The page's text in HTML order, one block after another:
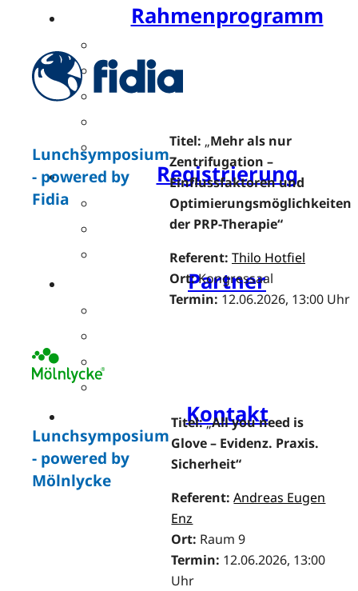
Rahmenprogramm
Resident’s Evening by OPED
Bewegte Pause by SPORLASTIC
Postday
Registrierung
Ticket buchen
Teilnahmegebühren
Hotels
Partner
Übersicht
Kontakt
Lunchsymposium
- powered by
Fidia
Titel: „Mehr als nur
Zentrifugation –
Einflussfaktoren und
Optimierungsmöglichkeiten
der PRP-Therapie“
Referent: Thilo Hotfiel
Ort:Kongressaal
Termin: 12.06.2026, 13:00 Uhr
Lunchsymposium
- powered by
Mölnlycke
Titel:„All you need is
Glove – Evidenz. Praxis.
Sicherheit“
Referent: Andreas Eugen
Enz
Ort: Raum 9
Termin: 12.06.2026, 13:00
Uhr